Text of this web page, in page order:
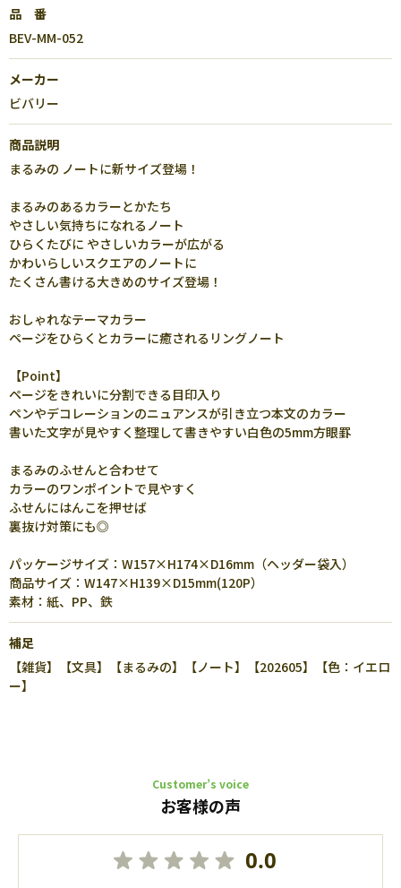
品 番
BEV-MM-052
メーカー
ビバリー
商品説明
まるみの ノートに新サイズ登場！
まるみのあるカラーとかたち
やさしい気持ちになれるノート
ひらくたびに やさしいカラーが広がる
かわいらしいスクエアのノートに
たくさん書ける大きめのサイズ登場！
おしゃれなテーマカラー
ページをひらくとカラーに癒されるリングノート
【Point】
ページをきれいに分割できる目印入り
ペンやデコレーションのニュアンスが引き立つ本文のカラー
書いた文字が見やすく整理して書きやすい白色の5mm方眼罫
まるみのふせんと合わせて
カラーのワンポイントで見やすく
ふせんにはんこを押せば
裏抜け対策にも◎
パッケージサイズ：W157×H174×D16mm（ヘッダー袋入）
商品サイズ：W147×H139×D15mm(120P）
素材：紙、PP、鉄
補足
【雑貨】【文具】【まるみの】【ノート】【202605】【色：イエロ
ー】
Customer’s voice
お客様の声
0.0